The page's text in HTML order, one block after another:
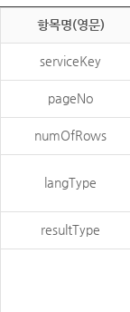
항목명(영문)
serviceKey
pageNo
numOfRows
langType
resultType